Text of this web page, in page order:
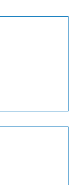
计、实施、集成、验